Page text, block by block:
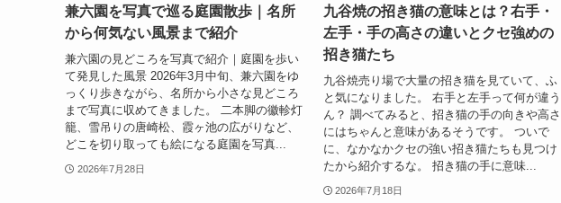
兼六園を写真で巡る庭園散歩｜名所
から何気ない風景まで紹介
兼六園の見どころを写真で紹介｜庭園を歩い
て発見した風景 2026年3月中旬、兼六園をゆ
っくり歩きながら、名所から小さな見どころ
まで写真に収めてきました。 二本脚の徽軫灯
籠、雪吊りの唐崎松、霞ヶ池の広がりなど、
どこを切り取っても絵になる庭園を写真...
2026年7月28日
九谷焼の招き猫の意味とは？右手・
左手・手の高さの違いとクセ強めの
招き猫たち
九谷焼売り場で大量の招き猫を見ていて、ふ
と気になりました。 右手と左手って何が違う
ん？ 調べてみると、招き猫の手の向きや高さ
にはちゃんと意味があるそうです。 ついで
に、なかなかクセの強い招き猫たちも見つけ
たから紹介するな。 招き猫の手に意味...
2026年7月18日